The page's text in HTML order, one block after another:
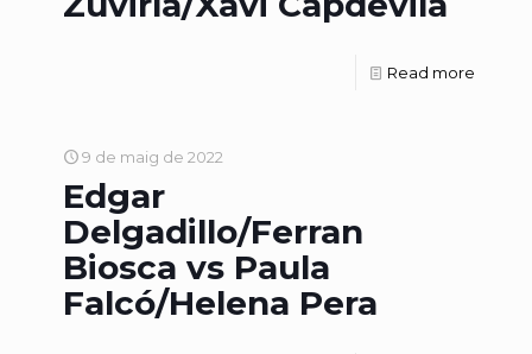
Read more
9 de maig de 2022
Edgar
Delgadillo/Ferran
Biosca vs Paula
Falcó/Helena Pera